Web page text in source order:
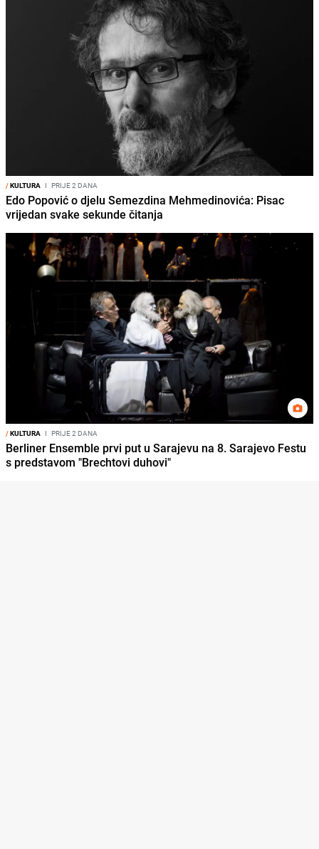
/KULTURA I PRIJE 2 DANA
Edo Popović o djelu Semezdina Mehmedinovića: Pisac
vrijedan svake sekunde čitanja
/KULTURA I PRIJE 2 DANA
Berliner Ensemble prvi put u Sarajevu na 8. Sarajevo Festu
s predstavom "Brechtovi duhovi"